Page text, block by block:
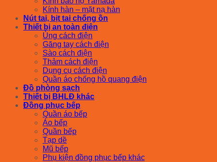
Kính hàn – mặt nạ hàn
Nút tai, bịt tai chống ồn
Thiết bị an toàn điện
Ủng cách điện
Găng tay cách điện
Sào cách điện
Thảm cách điện
Dụng cụ cách điện
Quần áo chống hồ quang điện
Đồ phòng sạch
Thiết bị BHLĐ khác
Đồng phục bếp
Quần áo bếp
Áo bếp
Quần bếp
Tạp dề
Mũ bếp
Phụ kiện đồng phục bếp khác